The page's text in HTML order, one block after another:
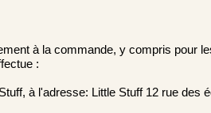
à la commande, y compris pour
:
à l'adresse: Little Stuff 12 rue des